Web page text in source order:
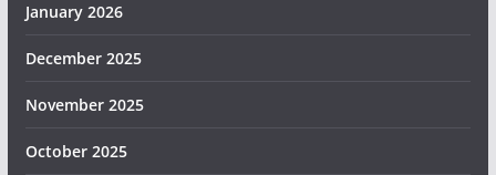
January 2026
December 2025
November 2025
October 2025